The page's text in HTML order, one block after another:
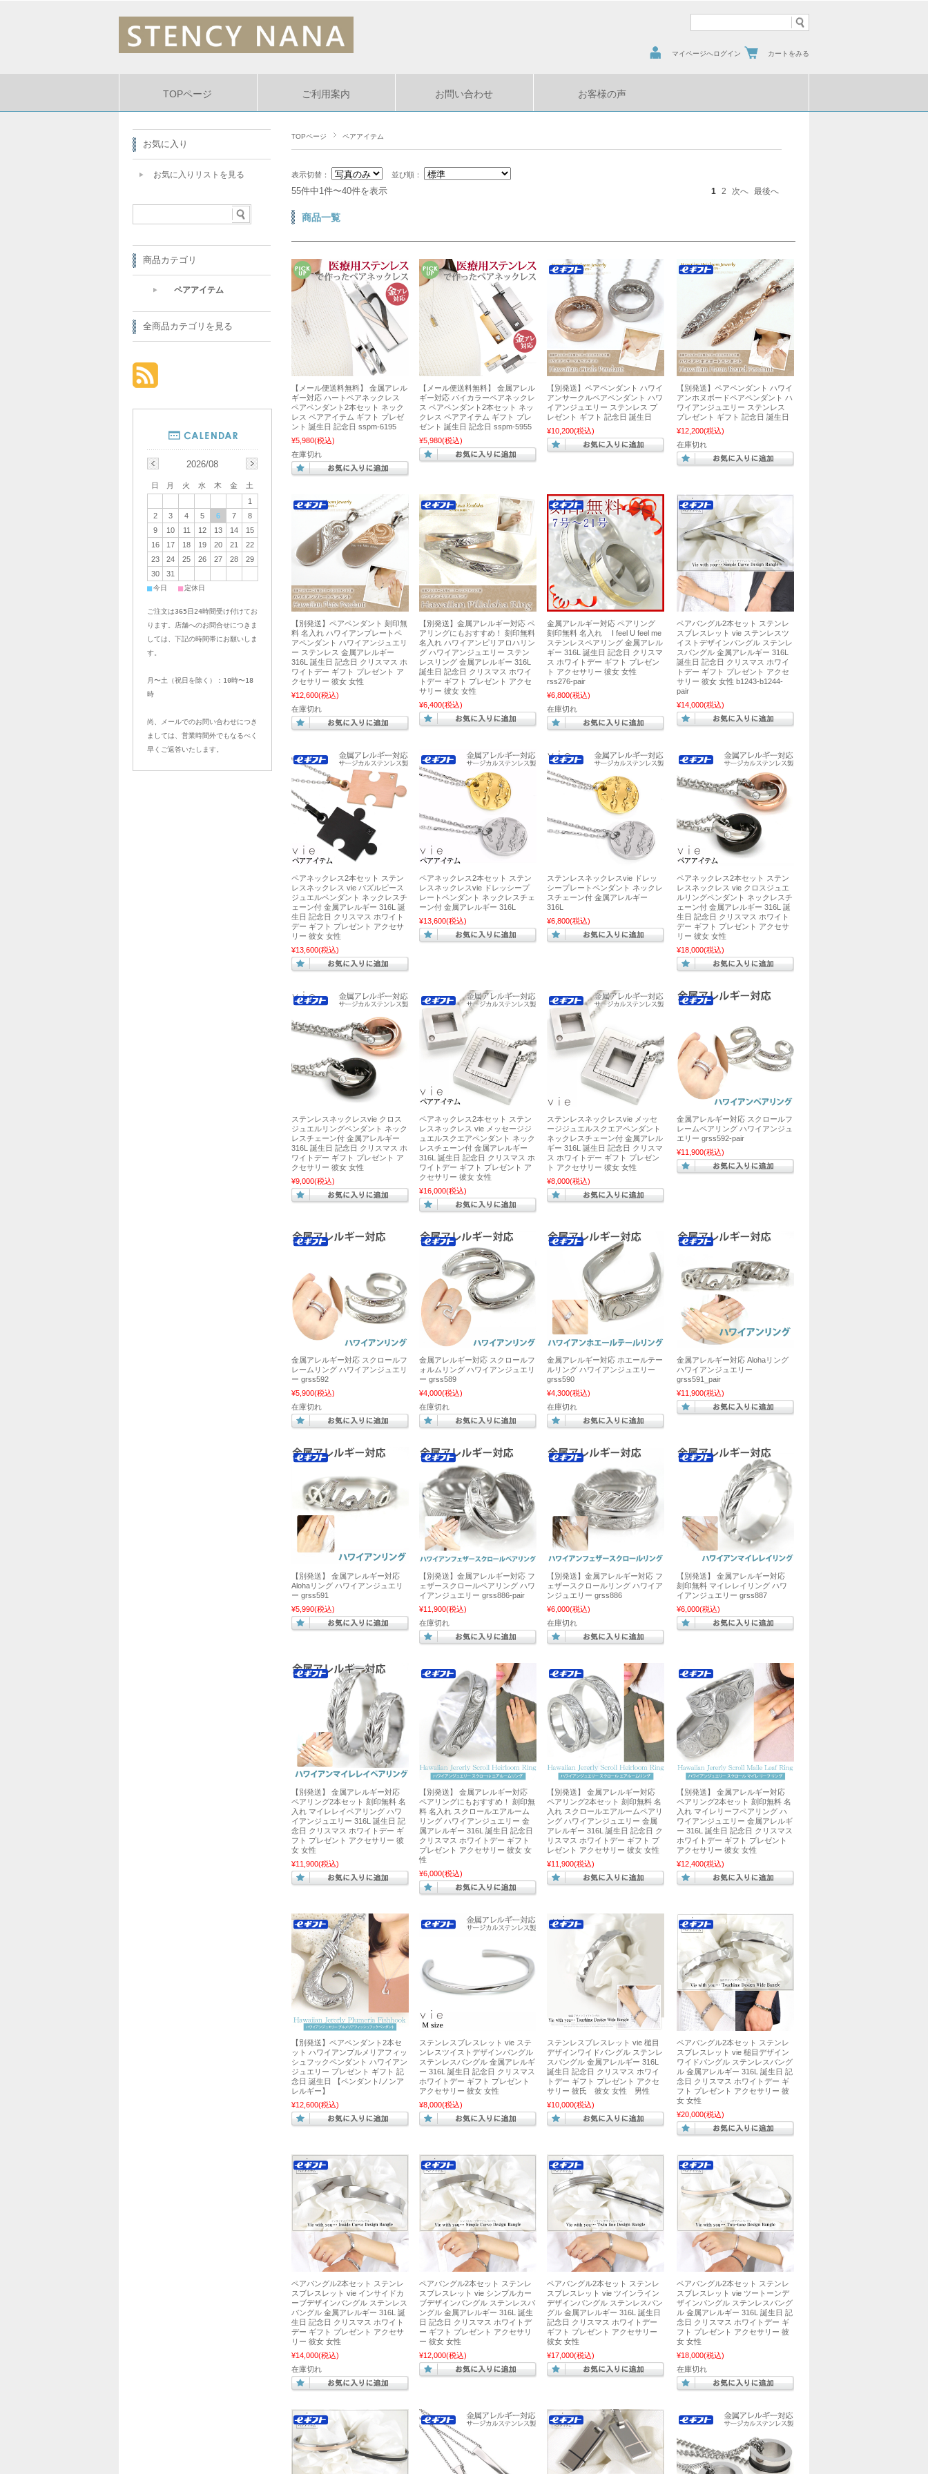
マイページへログイン カートをみる
TOPページ ご利用案内 お問い合わせ お客様の声
TOPページ ペアアイテム
表示切替： 並び順：
55件中1件〜40件を表示 1 2 次へ 最後へ
商品一覧
【メール便送料無料】 金属アレル
ギー対応 ハートペアネックレス
ペアペンダント2本セット ネック
レス ペアアイテム ギフト プレゼ
ント 誕生日 記念日 sspm-6195
¥5,980(税込)
在庫切れ
【メール便送料無料】 金属アレル
ギー対応 バイカラーペアネックレ
ス ペアペンダント2本セット ネッ
クレス ペアアイテム ギフト プレ
ゼント 誕生日 記念日 sspm-5955
¥5,980(税込)
【別発送】ペアペンダント ハワイ
アンサークルペアペンダント ハワ
イアンジュエリー ステンレス プ
レゼント ギフト 記念日 誕生日
¥10,200(税込)
【別発送】ペアペンダント ハワイ
アンホヌボードペアペンダント ハ
ワイアンジュエリー ステンレス
プレゼント ギフト 記念日 誕生日
¥12,200(税込)
在庫切れ
【別発送】ペアペンダント 刻印無
料 名入れ ハワイアンプレートペ
アペンダント ハワイアンジュエリ
ー ステンレス 金属アレルギー
316L 誕生日 記念日 クリスマス ホ
ワイトデー ギフト プレゼント ア
クセサリー 彼女 女性
¥12,600(税込)
在庫切れ
【別発送】金属アレルギー対応 ペ
アリングにもおすすめ！ 刻印無料
名入れ ハワイアンピリアロハリン
グ ハワイアンジュエリー ステン
レスリング 金属アレルギー 316L
誕生日 記念日 クリスマス ホワイ
トデー ギフト プレゼント アクセ
サリー 彼女 女性
¥6,400(税込)
金属アレルギー対応 ペアリング
刻印無料 名入れ I feel U feel me
ステンレスペアリング 金属アレル
ギー 316L 誕生日 記念日 クリスマ
ス ホワイトデー ギフト プレゼン
ト アクセサリー 彼女 女性
rss276-pair
¥6,800(税込)
在庫切れ
ペアバングル2本セット ステンレ
スブレスレット vie ステンレスツ
イストデザインバングル ステンレ
スバングル 金属アレルギー 316L
誕生日 記念日 クリスマス ホワイ
トデー ギフト プレゼント アクセ
サリー 彼女 女性 b1243-b1244-
pair
¥14,000(税込)
ペアネックレス2本セット ステン
レスネックレス vie パズルピース
ジュエルペンダント ネックレスチ
ェーン付 金属アレルギー 316L 誕
生日 記念日 クリスマス ホワイト
デー ギフト プレゼント アクセサ
リー 彼女 女性
¥13,600(税込)
ペアネックレス2本セット ステン
レスネックレスvie ドレッシープ
レートペンダント ネックレスチェ
ーン付 金属アレルギー 316L
¥13,600(税込)
ステンレスネックレスvie ドレッ
シープレートペンダント ネックレ
スチェーン付 金属アレルギー
316L
¥6,800(税込)
ペアネックレス2本セット ステン
レスネックレス vie クロスジュエ
ルリングペンダント ネックレスチ
ェーン付 金属アレルギー 316L 誕
生日 記念日 クリスマス ホワイト
デー ギフト プレゼント アクセサ
リー 彼女 女性
¥18,000(税込)
ステンレスネックレスvie クロス
ジュエルリングペンダント ネック
レスチェーン付 金属アレルギー
316L 誕生日 記念日 クリスマス ホ
ワイトデー ギフト プレゼント ア
クセサリー 彼女 女性
¥9,000(税込)
ペアネックレス2本セット ステン
レスネックレス vie メッセージジ
ュエルスクエアペンダント ネック
レスチェーン付 金属アレルギー
316L 誕生日 記念日 クリスマス ホ
ワイトデー ギフト プレゼント ア
クセサリー 彼女 女性
¥16,000(税込)
ステンレスネックレスvie メッセ
ージジュエルスクエアペンダント
ネックレスチェーン付 金属アレル
ギー 316L 誕生日 記念日 クリスマ
ス ホワイトデー ギフト プレゼン
ト アクセサリー 彼女 女性
¥8,000(税込)
金属アレルギー対応 スクロールフ
レームペアリング ハワイアンジュ
エリー grss592-pair
¥11,900(税込)
金属アレルギー対応 スクロールフ
レームリング ハワイアンジュエリ
ー grss592
¥5,900(税込)
在庫切れ
金属アレルギー対応 スクロールフ
ォルムリング ハワイアンジュエリ
ー grss589
¥4,000(税込)
在庫切れ
金属アレルギー対応 ホエールテー
ルリング ハワイアンジュエリー
grss590
¥4,300(税込)
在庫切れ
金属アレルギー対応 Alohaリング
ハワイアンジュエリー
grss591_pair
¥11,900(税込)
【別発送】 金属アレルギー対応
Alohaリング ハワイアンジュエリ
ー grss591
¥5,990(税込)
【別発送】金属アレルギー対応 フ
ェザースクロールペアリング ハワ
イアンジュエリー grss886-pair
¥11,900(税込)
在庫切れ
【別発送】金属アレルギー対応 フ
ェザースクロールリング ハワイア
ンジュエリー grss886
¥6,000(税込)
在庫切れ
【別発送】 金属アレルギー対応
刻印無料 マイレレイリング ハワ
イアンジュエリー grss887
¥6,000(税込)
【別発送】 金属アレルギー対応
ペアリング2本セット 刻印無料 名
入れ マイレレイペアリング ハワ
イアンジュエリー 316L 誕生日 記
念日 クリスマス ホワイトデー ギ
フト プレゼント アクセサリー 彼
女 女性
¥11,900(税込)
【別発送】 金属アレルギー対応
ペアリングにもおすすめ！ 刻印無
料 名入れ スクロールエアルーム
リング ハワイアンジュエリー 金
属アレルギー 316L 誕生日 記念日
クリスマス ホワイトデー ギフト
プレゼント アクセサリー 彼女 女
性
¥6,000(税込)
【別発送】 金属アレルギー対応
ペアリング2本セット 刻印無料 名
入れ スクロールエアルームペアリ
ング ハワイアンジュエリー 金属
アレルギー 316L 誕生日 記念日 ク
リスマス ホワイトデー ギフト プ
レゼント アクセサリー 彼女 女性
¥11,900(税込)
【別発送】 金属アレルギー対応
ペアリング2本セット 刻印無料 名
入れ マイレリーフペアリング ハ
ワイアンジュエリー 金属アレルギ
ー 316L 誕生日 記念日 クリスマス
ホワイトデー ギフト プレゼント
アクセサリー 彼女 女性
¥12,400(税込)
【別発送】ペアペンダント2本セ
ット ハワイアンプルメリアフィッ
シュフックペンダント ハワイアン
ジュエリー プレゼント ギフト 記
念日 誕生日 【ペンダント/ノンア
レルギー】
¥12,600(税込)
ステンレスブレスレット vie ステ
ンレスツイストデザインバングル
ステンレスバングル 金属アレルギ
ー 316L 誕生日 記念日 クリスマス
ホワイトデー ギフト プレゼント
アクセサリー 彼女 女性
¥8,000(税込)
ステンレスブレスレット vie 槌目
デザインワイドバングル ステンレ
スバングル 金属アレルギー 316L
誕生日 記念日 クリスマス ホワイ
トデー ギフト プレゼント アクセ
サリー 彼氏 彼女 女性 男性
¥10,000(税込)
ペアバングル2本セット ステンレ
スブレスレット vie 槌目デザイン
ワイドバングル ステンレスバング
ル 金属アレルギー 316L 誕生日 記
念日 クリスマス ホワイトデー ギ
フト プレゼント アクセサリー 彼
女 女性
¥20,000(税込)
ペアバングル2本セット ステンレ
スブレスレット vie インサイドカ
ーブデザインバングル ステンレス
バングル 金属アレルギー 316L 誕
生日 記念日 クリスマス ホワイト
デー ギフト プレゼント アクセサ
リー 彼女 女性
¥14,000(税込)
在庫切れ
ペアバングル2本セット ステンレ
スブレスレット vie シンプルカー
ブデザインバングル ステンレスバ
ングル 金属アレルギー 316L 誕生
日 記念日 クリスマス ホワイトデ
ー ギフト プレゼント アクセサリ
ー 彼女 女性
¥12,000(税込)
ペアバングル2本セット ステンレ
スブレスレット vie ツインライン
デザインバングル ステンレスバン
グル 金属アレルギー 316L 誕生日
記念日 クリスマス ホワイトデー
ギフト プレゼント アクセサリー
彼女 女性
¥17,000(税込)
ペアバングル2本セット ステンレ
スブレスレット vie ツートーンデ
ザインバングル ステンレスバング
ル 金属アレルギー 316L 誕生日 記
念日 クリスマス ホワイトデー ギ
フト プレゼント アクセサリー 彼
女 女性
¥18,000(税込)
在庫切れ
お気に入り
お気に入りリストを見る
商品カテゴリ
ペアアイテム
全商品カテゴリを見る
2026/08
日 月 火 水 木 金
土
1
2
3 4 5 6 7
8
9
10 11 12 13 14
15
16
17 18 19 20 21
22
23
24 25 26 27 28
29
30
31
■今日 ■定休日
ご注文は365日24時間受け付けてお
ります。店舗へのお問合せにつきま
しては、下記の時間帯にお願いしま
す。
月〜土（祝日を除く）：10時〜18
時
尚、メールでのお問い合わせにつき
ましては、営業時間外でもなるべく
早くご返答いたします。